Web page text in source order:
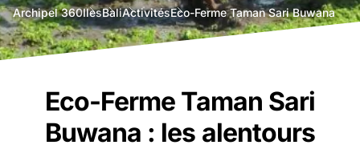
Archipel 360agence
voyage
bali
IlesBaliActivitésEco-Ferme Taman Sari Buwana
Eco-Ferme Taman Sari
Buwana : les alentours